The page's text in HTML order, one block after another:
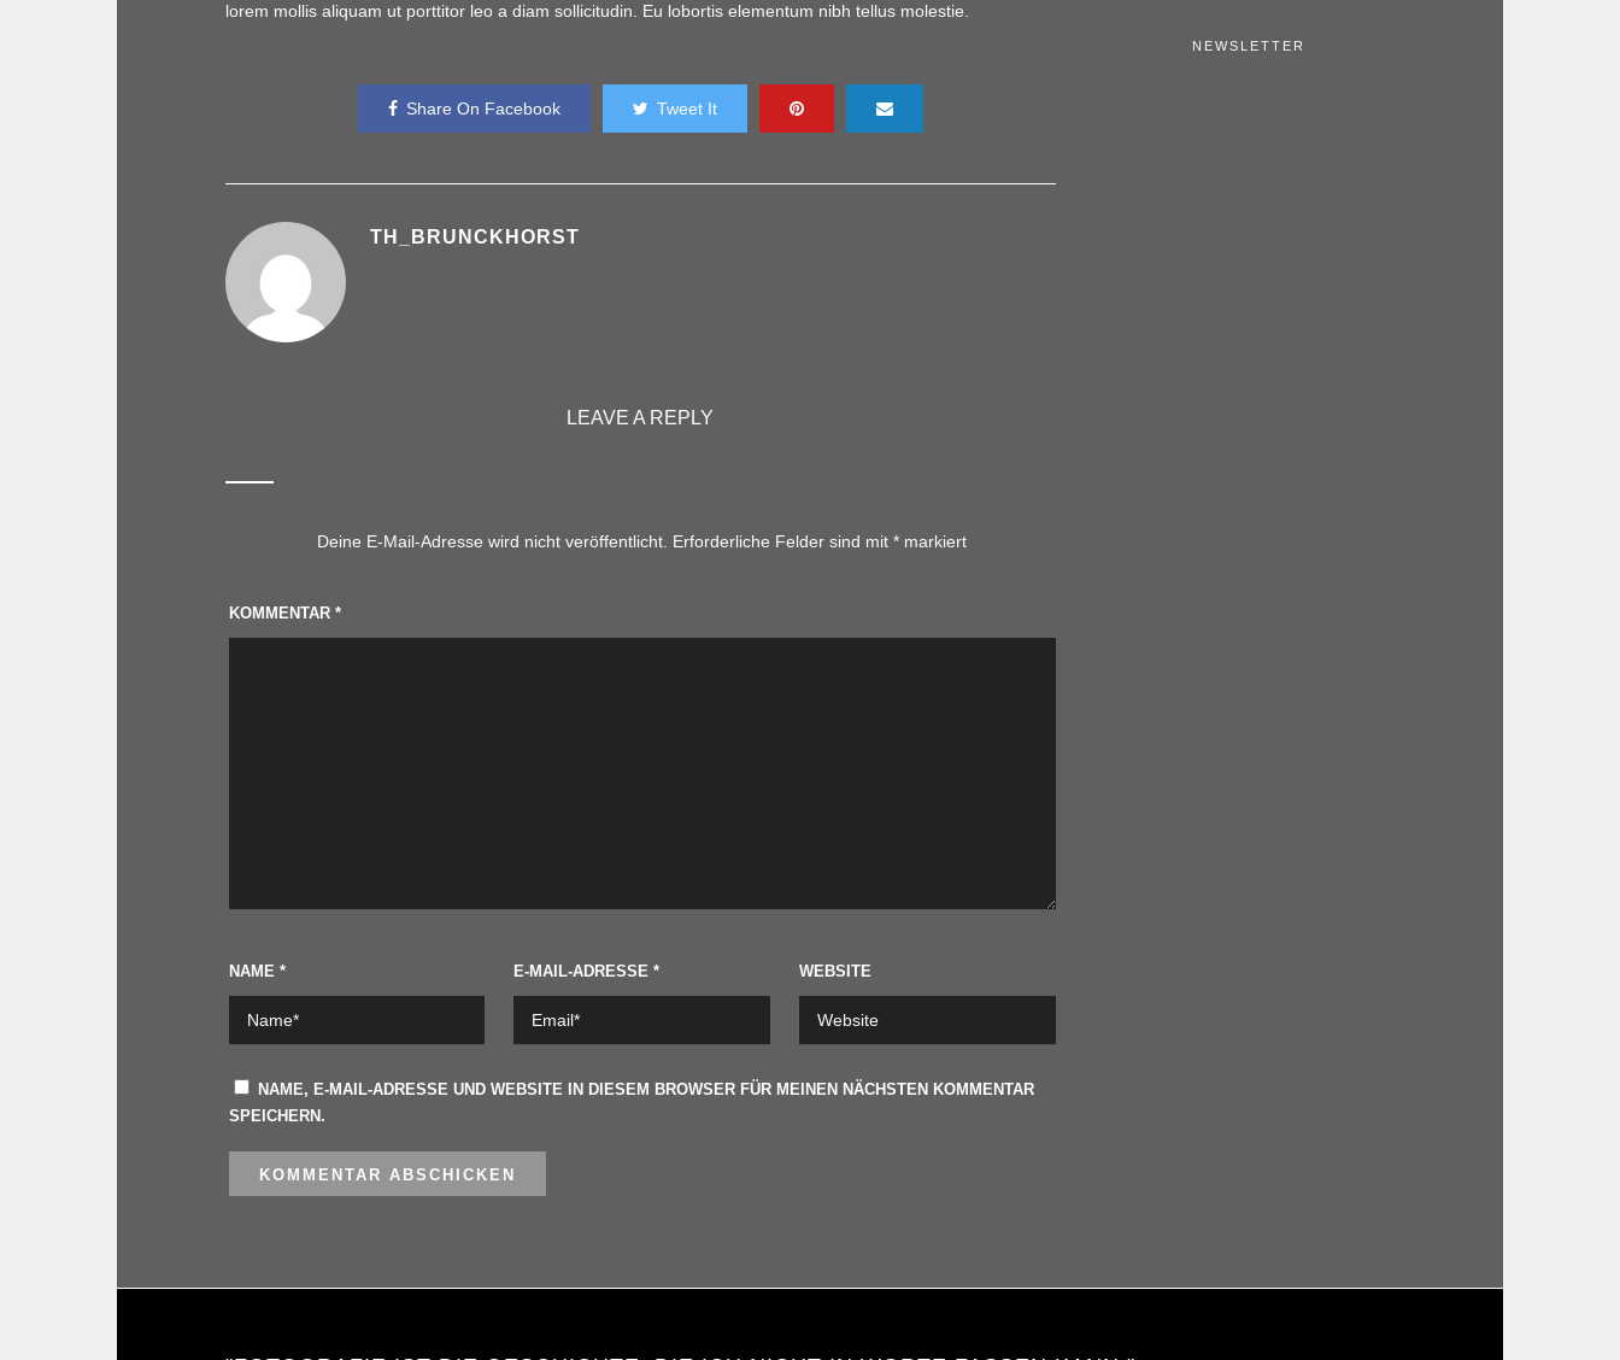
lorem mollis aliquam ut porttitor leo a diam sollicitudin. Eu lobortis elementum nibh tellus molestie.
Share On Facebook Tweet It
TH_BRUNCKHORST
LEAVE A REPLY
Deine E-Mail-Adresse wird nicht veröffentlicht. Erforderliche Felder sind mit* markiert
KOMMENTAR *
NAME * E-MAIL-ADRESSE* WEBSITE
NAME, E-MAIL-ADRESSE UND WEBSITE IN DIESEM BROWSER FÜR MEINEN NÄCHSTEN KOMMENTAR
SPEICHERN.
NEWSLETTER